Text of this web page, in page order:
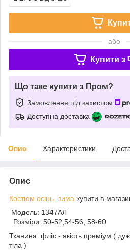
або
Купити з
Що таке купити з Пром?
Замовлення під захистом
Доступна доставка
Опис Характеристики
Опис
Костюм осінь -зима купити в
Модель: 1347АЛ
Розміри: 50-52,54-56, 58-60
Тканина: фліс - якість преміум (
тіла )